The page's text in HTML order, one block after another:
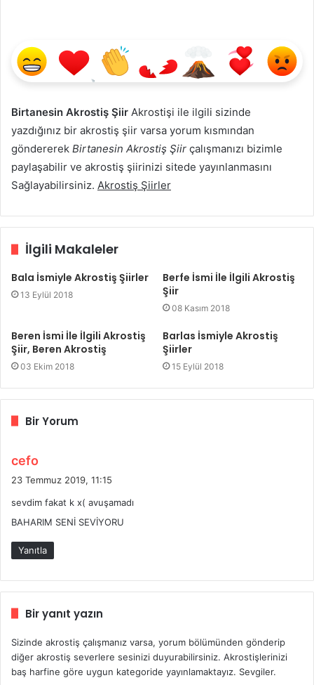
Birtanesin Akrostiş Şiir Akrostişi ile ilgili sizinde
yazdığınız bir akrostiş şiir varsa yorum kısmından
göndererek Birtanesin Akrostiş Şiir çalışmanızı bizimle
paylaşabilir ve akrostiş şiirinizi sitede yayınlanmasını
Sağlayabilirsiniz. Akrostiş Şiirler
İlgili Makaleler
Bala İsmiyle Akrostiş Şiirler
13 Eylül 2018
Berfe İsmi İle İlgili Akrostiş
Şiir
08 Kasım 2018
Beren İsmi İle İlgili Akrostiş
Şiir, Beren Akrostiş
03 Ekim 2018
Barlas İsmiyle Akrostiş
Şiirler
15 Eylül 2018
Bir Yorum
cefo
i
k
:
23 Temmuz 2019, 11:15
sevdim fakat k x( avuşamadı
BAHARIM SENİ SEVİYORU
Yanıtla
Bir yanıt yazın
Sizinde akrostiş çalışmanız varsa, yorum bölümünden gönderip
diğer akrostiş severlere sesinizi duyurabilirsiniz. Akrostişlerinizi
baş harfine göre uygun kategoride yayınlamaktayız. Sevgiler.